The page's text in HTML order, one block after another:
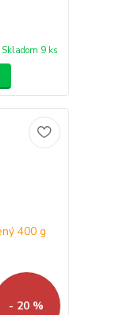
Skladom 9 ks
- 20 %